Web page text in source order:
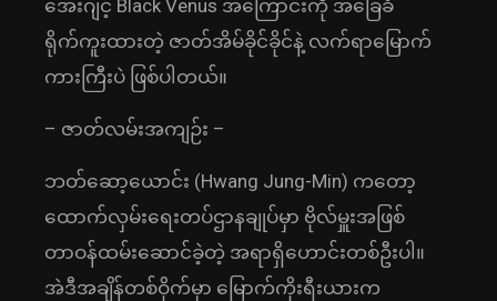
အေးဂျင့် Black Venus အကြောင်းကို အခြေခံ
ရိုက်ကူးထားတဲ့ ဇာတ်အိမ်ခိုင်ခိုင်နဲ့ လက်ရာမြောက်
ကားကြီးပဲ ဖြစ်ပါတယ်။
– ဇာတ်လမ်းအကျဉ်း –
ဘတ်ဆော့ယောင်း (Hwang Jung-Min) ကတော့
ထောက်လှမ်းရေးတပ်ဌာနချုပ်မှာ ဗိုလ်မှူးအဖြစ်
တာဝန်ထမ်းဆောင်ခဲ့တဲ့ အရာရှိဟောင်းတစ်ဦးပါ။
အဲဒီအချိန်တစ်ဝိုက်မှာ မြောက်ကိုးရီးယားက